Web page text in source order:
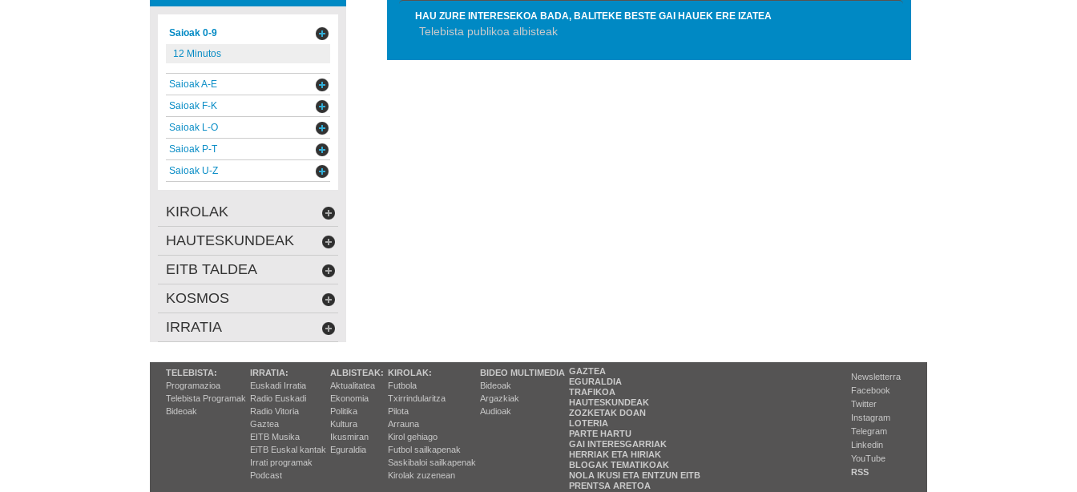
HAU ZURE INTERESEKOA BADA, BALITEKE BESTE GAI HAUEK ERE IZATEA
Telebista publikoa albisteak
Saioak 0-9
12 Minutos
Saioak A-E
Saioak F-K
Saioak L-O
Saioak P-T
Saioak U-Z
KIROLAK
HAUTESKUNDEAK
EITB TALDEA
KOSMOS
IRRATIA
TELEBISTA:
Programazioa
Telebista Programak
Bideoak
IRRATIA:
Euskadi Irratia
Radio Euskadi
Radio Vitoria
Gaztea
EITB Musika
EiTB Euskal kantak
Irrati programak
Podcast
ALBISTEAK:
Aktualitatea
Ekonomia
Politika
Kultura
Ikusmiran
Eguraldia
KIROLAK:
Futbola
Txirrindularitza
Pilota
Arrauna
Kirol gehiago
Futbol sailkapenak
Saskibaloi sailkapenak
Kirolak zuzenean
BIDEO MULTIMEDIA
Bideoak
Argazkiak
Audioak
GAZTEA
EGURALDIA
TRAFIKOA
HAUTESKUNDEAK
ZOZKETAK DOAN
LOTERIA
PARTE HARTU
GAI INTERESGARRIAK
HERRIAK ETA HIRIAK
BLOGAK TEMATIKOAK
NOLA IKUSI ETA ENTZUN EITB
PRENTSA ARETOA
Newsletterra
Facebook
Twitter
Instagram
Telegram
Linkedin
YouTube
RSS